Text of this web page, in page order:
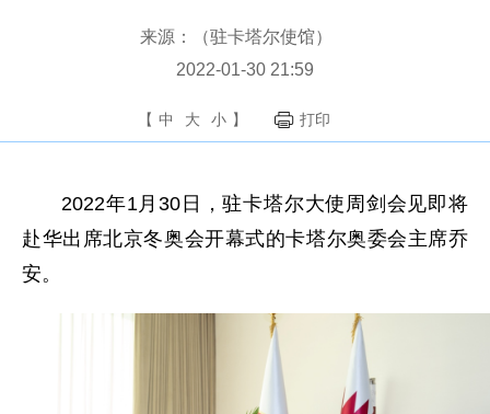
来源：（驻卡塔尔使馆）
2022-01-30 21:59
【 中 大 小 】 打印
2022年1月30日，驻卡塔尔大使周剑会见即将
赴华出席北京冬奥会开幕式的卡塔尔奥委会主席乔
安。